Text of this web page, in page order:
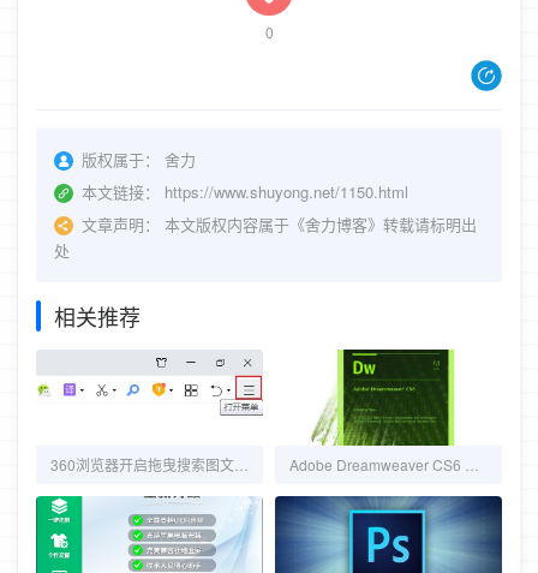
0
版权属于：
舍力
本文链接：
https://www.shuyong.net/1150.html
文章声明：
本文版权内容属于《舍力博客》转载请标明出
处
相关推荐